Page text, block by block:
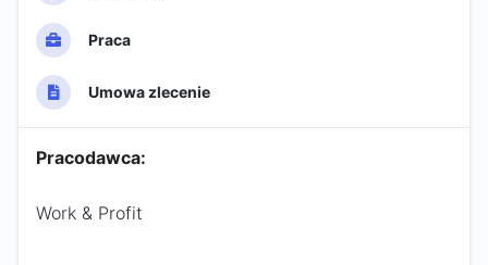
Praca
Umowa zlecenie
Pracodawca:
Work & Profit